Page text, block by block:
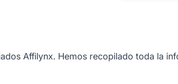
Affilynx. Hemos recopilado toda la